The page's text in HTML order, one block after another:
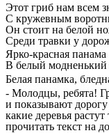
Этот гриб нам всем
С кружевным
Он стоит на белой
Среди травки у
Ярко-красная панама
В белый модненький
Белая панамка,
- Молодцы, ребята!
и показывают
какие деревья растут
прочитать текст на